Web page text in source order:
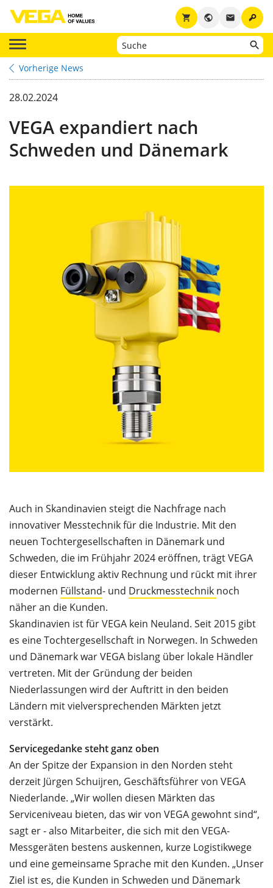
key
email
public
shopping_cart
Vorherige News
28.02.2024
VEGA expandiert nach
Schweden und Dänemark
Auch in Skandinavien steigt die Nachfrage nach
innovativer Messtechnik für die Industrie. Mit den
neuen Tochtergesellschaften in Dänemark und
Schweden, die im Frühjahr 2024 eröffnen, trägt VEGA
dieser Entwicklung aktiv Rechnung und rückt mit ihrer
modernen Füllstand- und Druckmesstechnik noch
näher an die Kunden.
Skandinavien ist für VEGA kein Neuland. Seit 2015 gibt
es eine Tochtergesellschaft in Norwegen. In Schweden
und Dänemark war VEGA bislang über lokale Händler
vertreten. Mit der Gründung der beiden
Niederlassungen wird der Auftritt in den beiden
Ländern mit vielversprechenden Märkten jetzt
verstärkt.
Servicegedanke steht ganz oben
An der Spitze der Expansion in den Norden steht
derzeit Jürgen Schuijren, Geschäftsführer von VEGA
Niederlande. „Wir wollen diesen Märkten das
Serviceniveau bieten, das wir von VEGA gewohnt sind“,
sagt er - also Mitarbeiter, die sich mit den VEGA-
Messgeräten bestens auskennen, kurze Logistikwege
und eine gemeinsame Sprache mit den Kunden. „Unser
Ziel ist es, die Kunden in Schweden und Dänemark